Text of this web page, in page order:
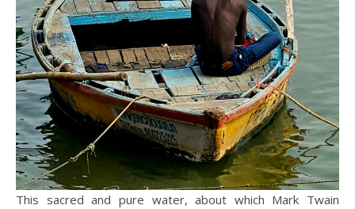
This sacred and pure water, about which Mark Twain